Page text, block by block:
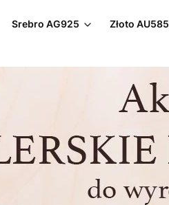
Srebro AG925 Złoto AU585